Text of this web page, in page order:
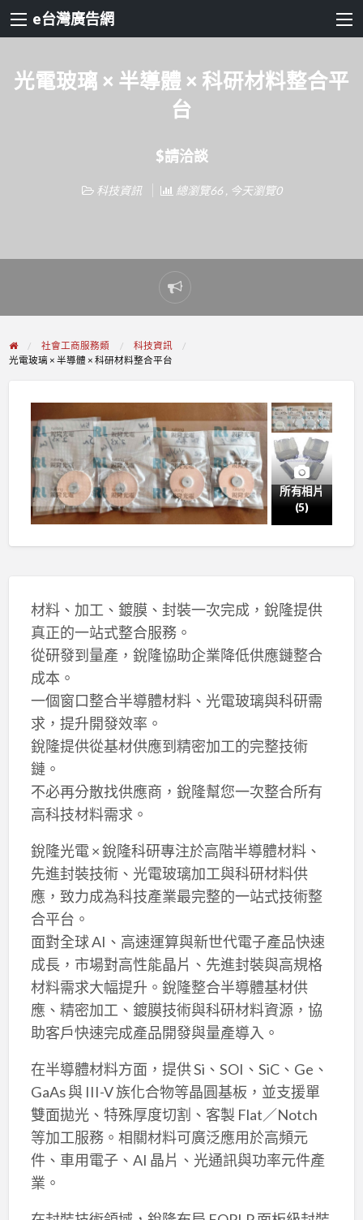
e台灣廣告網
光電玻璃 × 半導體 × 科研材料整合平
台
$請洽談
科技資訊 總瀏覽66 , 今天瀏覽0
Report
problem
社會工商服務類
科技資訊
光電玻璃 × 半導體 × 科研材料整合平台
所有相片
(5)
材料、加工、鍍膜、封裝一次完成，銳隆提供
真正的一站式整合服務。
從研發到量產，銳隆協助企業降低供應鏈整合
成本。
一個窗口整合半導體材料、光電玻璃與科研需
求，提升開發效率。
銳隆提供從基材供應到精密加工的完整技術
鏈。
不必再分散找供應商，銳隆幫您一次整合所有
高科技材料需求。
銳隆光電 × 銳隆科研專注於高階半導體材料、
先進封裝技術、光電玻璃加工與科研材料供
應，致力成為科技產業最完整的一站式技術整
合平台。
面對全球 AI、高速運算與新世代電子產品快速
成長，市場對高性能晶片、先進封裝與高規格
材料需求大幅提升。銳隆整合半導體基材供
應、精密加工、鍍膜技術與科研材料資源，協
助客戶快速完成產品開發與量產導入。
在半導體材料方面，提供 Si、SOI、SiC、Ge、
GaAs 與 III-V 族化合物等晶圓基板，並支援單
雙面拋光、特殊厚度切割、客製 Flat／Notch
等加工服務。相關材料可廣泛應用於高頻元
件、車用電子、AI 晶片、光通訊與功率元件產
業。